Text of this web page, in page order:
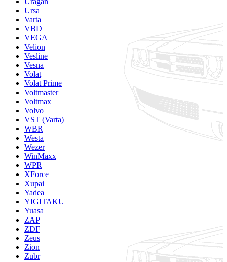
Ursa
Varta
VBD
VEGA
Velion
Vesline
Vesna
Volat
Volat Prime
Voltmaster
Voltmax
Volvo
VST (Varta)
WBR
Westa
Wezer
WinMaxx
WPR
XForce
Xupai
Yadea
YIGITAKU
Yuasa
ZAP
ZDF
Zeus
Zion
Zubr